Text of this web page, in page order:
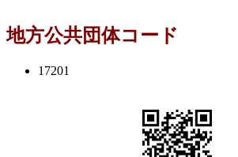
地方公共団体コード
17201